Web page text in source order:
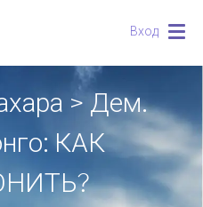
Вход
> Дем.
КАК